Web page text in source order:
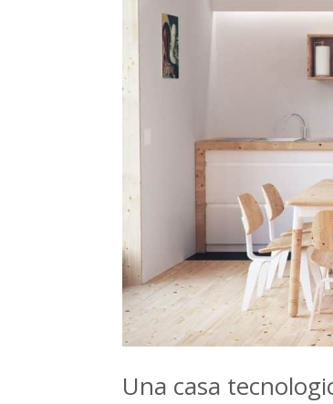
Una casa